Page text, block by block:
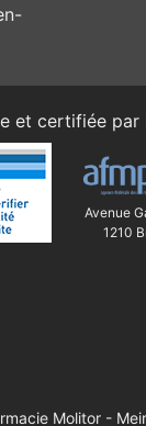
et certifiée par
Avenue
1210
Molitor -